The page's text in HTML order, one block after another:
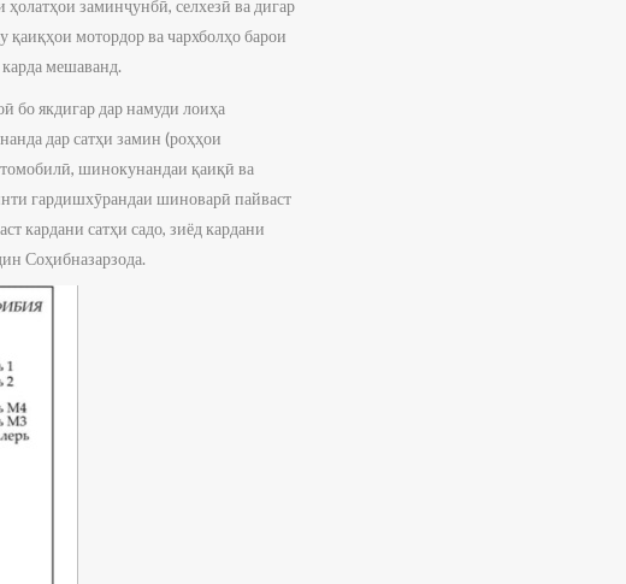
заминҷунбӣ, селхезӣ ва дигар
қаиқҳои мотордор ва чархболҳо барои
мешаванд.
бо якдигар дар намуди лоиҳа
дар сатҳи замин (роҳҳои
шинокунандаи қаиқӣ ва
гардишхӯрандаи шиноварӣ пайваст
кардани сатҳи садо, зиёд кардани
Соҳибназарзода.